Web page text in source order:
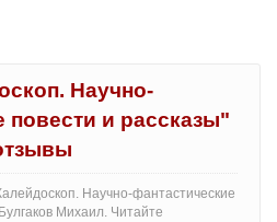
Научно-
повести и рассказы"
Научно-фантастические
Михаил. Читайте